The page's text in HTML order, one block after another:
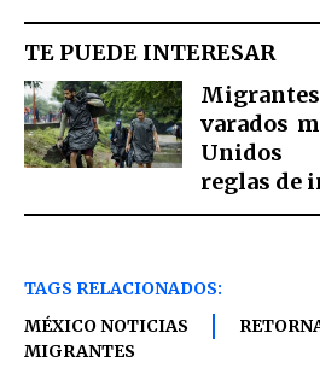
TE PUEDE INTERESAR
varados
Unidos
reglas de
TAGS RELACIONADOS:
MÉXICO NOTICIAS
MIGRANTES